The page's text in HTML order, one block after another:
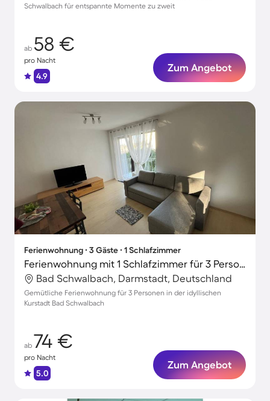
Schwalbach für entspannte Momente zu zweit
ab 58 €
pro Nacht
4.9
Zum Angebot
Ferienwohnung ∙ 3 Gäste ∙ 1 Schlafzimmer
Ferienwohnung mit 1 Schlafzimmer für 3 Personen
Bad Schwalbach, Darmstadt, Deutschland
Gemütliche Ferienwohnung für 3 Personen in der idyllischen
Kurstadt Bad Schwalbach
ab 74 €
pro Nacht
5.0
Zum Angebot